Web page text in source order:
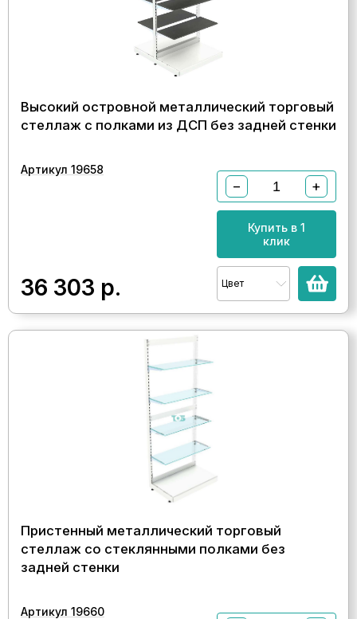
Высокий островной металлический торговый
стеллаж с полками из ДСП без задней стенки
Артикул 19658
36 303 р.
− +
Купить в 1
клик
Цвет
Пристенный металлический торговый
стеллаж со стеклянными полками без
задней стенки
Артикул 19660